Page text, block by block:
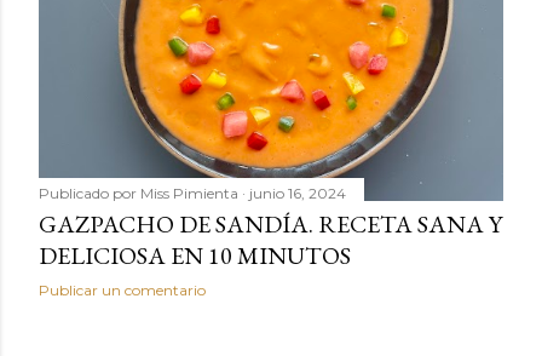
Publicado por Miss Pimienta junio 16, 2024
GAZPACHO DE SANDÍA. RECETA SANA Y
DELICIOSA EN 10 MINUTOS
Publicar un comentario